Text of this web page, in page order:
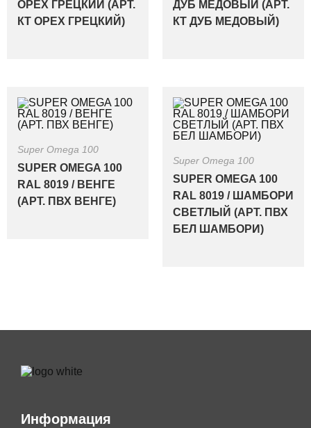
ОРЕХ ГРЕЦКИЙ (АРТ.
КТ ОРЕХ ГРЕЦКИЙ)
ДУБ МЕДОВЫЙ (АРТ.
КТ ДУБ МЕДОВЫЙ)
Super Omega 100
SUPER OMEGA 100
RAL 8019 / ВЕНГЕ
(АРТ. ПВХ ВЕНГЕ)
Super Omega 100
SUPER OMEGA 100
RAL 8019 / ШАМБОРИ
СВЕТЛЫЙ (АРТ. ПВХ
БЕЛ ШАМБОРИ)
Информация